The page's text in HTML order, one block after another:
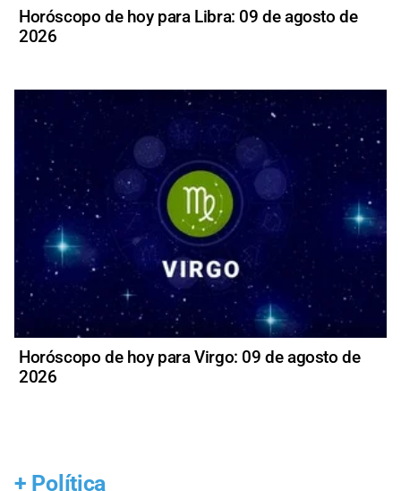
Horóscopo de hoy para Libra: 09 de agosto de
2026
Horóscopo de hoy para Virgo: 09 de agosto de
2026
+ Política